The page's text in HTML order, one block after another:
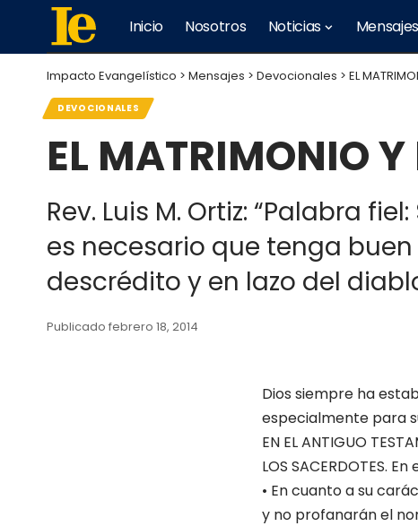
Inicio Nosotros Noticias Mensajes
Impacto Evangelístico > Mensajes > Devocionales > EL
DEVOCIONALES
EL MATRIMONIO
Rev. Luis M. Ortiz: “Palabra
es necesario que tenga
descrédito y en lazo del
Publicado febrero 18, 2014
Dios siempre ha
especialmente para
EN EL ANTIGUO
LOS SACERDOTES.
• En cuanto a su
y no profanarán el